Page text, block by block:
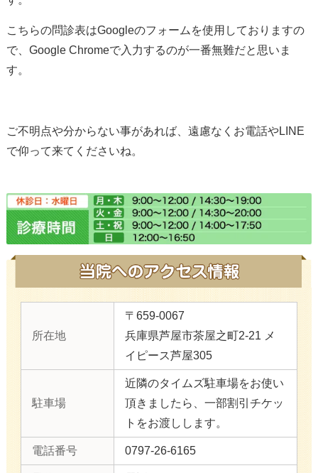
こちらの問診表はGoogleのフォームを使用しておりますの
で、Google Chromeで入力するのが一番無難だと思いま
す。
ご不明点や分からない事があれば、遠慮なくお電話やLINE
で仰って来てくださいね。
所在地
〒659-0067
兵庫県芦屋市茶屋之町2-21 メ
イピース芦屋305
駐車場
近隣のタイムズ駐車場をお使い
頂きましたら、一部割引チケッ
トをお渡しします。
電話番号 0797-26-6165